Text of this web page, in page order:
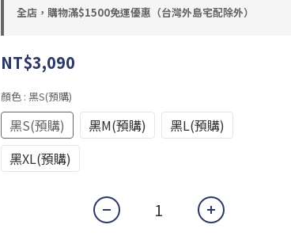
全店，購物滿$1500免運優惠（台灣外島宅配除外）
NT$3,090
顏色 : 黑S(預購)
黑S(預購) 黑M(預購)
黑L(預購)
黑XL(預購)